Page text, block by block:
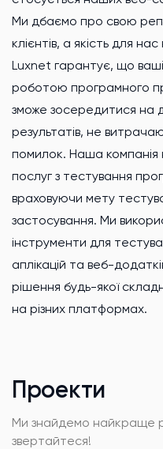
Ми дбаємо про свою
клієнтів, а якість для
Luxnet гарантує, що ваші
роботою програмного
зможе зосередитися на
результатів, не
помилок. Наша
послуг з тестування
враховуючи мету
застосування. Ми
інструменти для
аплікацій та веб-
рішення будь-якої
на різних платформах.
Проекти
Ми знайдемо найкраще
звертайтеся!